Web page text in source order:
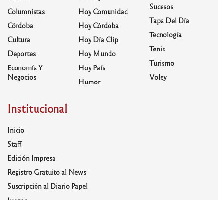
Columnistas
Córdoba
Cultura
Deportes
Economía Y
Negocios
Hoy Comunidad
Hoy Córdoba
Hoy Día Clip
Hoy Mundo
Hoy País
Humor
Sucesos
Tapa Del Día
Tecnología
Tenis
Turismo
Voley
Institucional
Inicio
Staff
Edición Impresa
Registro Gratuito al News
Suscripción al Diario Papel